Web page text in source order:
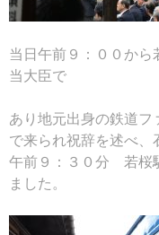
当日午前９：００から
当大臣で
あり地元出身の鉄道
で来られ祝辞を述べ
午前９：３０分 若桜
ました。